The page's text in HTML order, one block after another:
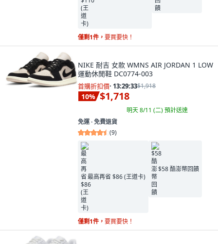
僅剩1件， 要買要快！
NIKE 耐吉 女款 WMNS AIR JORDAN 1 LOW
運動休閒鞋 DC0774-003
首購折扣價· 13:29:32$1,918
10% $1,718
明天 8/11 (二)預計送達
免運 ∙ 免費退貨
(9)
最高再省 $86 (王道卡)
$58 酷澎幣回饋
僅剩1件， 要買要快！